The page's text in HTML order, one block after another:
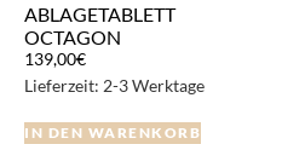
ABLAGETABLETT
OCTAGON
139,00€
Lieferzeit: 2-3 Werktage
IN DEN WARENKORB